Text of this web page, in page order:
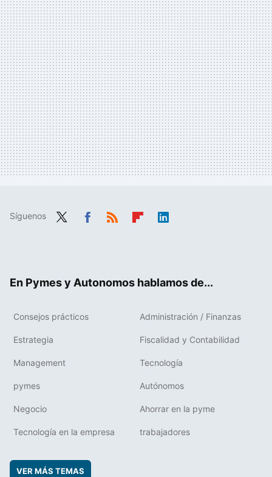
Síguenos
En Pymes y Autonomos hablamos de...
Consejos prácticos Administración / Finanzas
Estrategia Fiscalidad y Contabilidad
Management Tecnología
pymes Autónomos
Negocio Ahorrar en la pyme
Tecnología en la empresa trabajadores
VER MÁS TEMAS